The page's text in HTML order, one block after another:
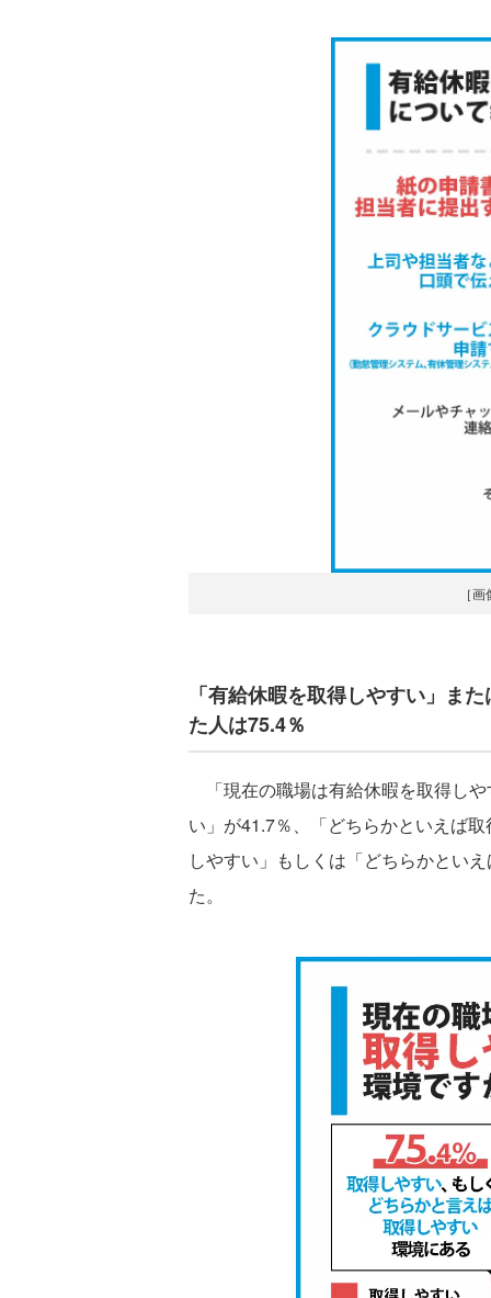
［
「有給休暇を取得しやすい」ま
た人は75.4％
「現在の職場は有給休暇を取得し
い」が41.7％、「どちらかといえば
しやすい」もしくは「どちらかとい
た。